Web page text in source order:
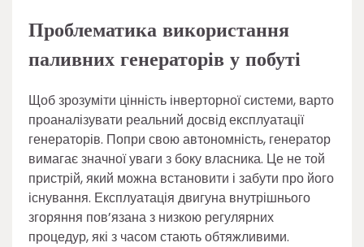
Проблематика використання
паливних генераторів у побуті
Щоб зрозуміти цінність інверторної системи, варто
проаналізувати реальний досвід експлуатації
генераторів. Попри свою автономність, генератор
вимагає значної уваги з боку власника. Це не той
пристрій, який можна встановити і забути про його
існування. Експлуатація двигуна внутрішнього
згоряння пов’язана з низкою регулярних
процедур, які з часом стають обтяжливими.